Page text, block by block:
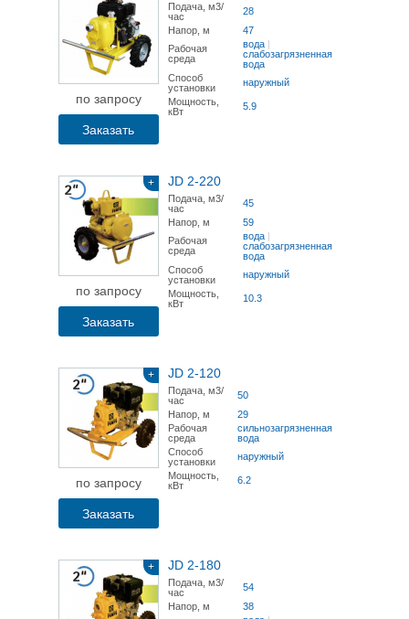
по запросу
Заказать
Подача, м3/
час
28
Напор, м
47
Рабочая
среда
вода |
слабозагрязненная
вода
Способ
установки
наружный
Мощность,
кВт
5.9
+
по запросу
Заказать
JD 2-220
Подача, м3/
час
45
Напор, м
59
Рабочая
среда
вода |
слабозагрязненная
вода
Способ
установки
наружный
Мощность,
кВт
10.3
+
по запросу
Заказать
JD 2-120
Подача, м3/
час
50
Напор, м
29
Рабочая
среда
сильнозагрязненная
вода
Способ
установки
наружный
Мощность,
кВт
6.2
+ JD 2-180
Подача, м3/
час
54
Напор, м
38